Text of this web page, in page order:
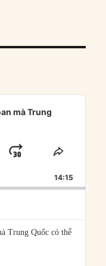
mà Trung
JUMP
FORWARD
SHARE
14:15
Trung Quốc có thể